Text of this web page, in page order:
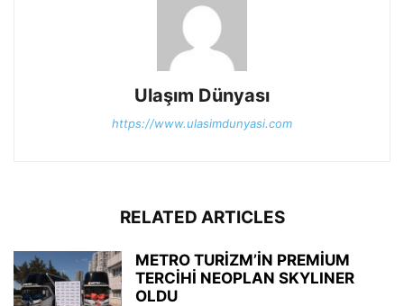
Ulaşım Dünyası
https://www.ulasimdunyasi.com
RELATED ARTICLES
METRO TURİZM’İN PREMİUM
TERCİHİ NEOPLAN SKYLINER
OLDU